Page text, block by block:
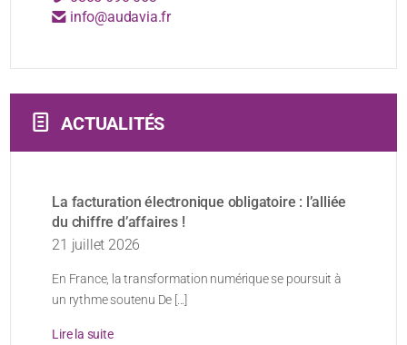
info@audavia.fr
ACTUALITÉS
La facturation électronique obligatoire : l’alliée
du chiffre d’affaires !
21 juillet 2026
En France, la transformation numérique se poursuit à
un rythme soutenu De [...]
Lire la suite